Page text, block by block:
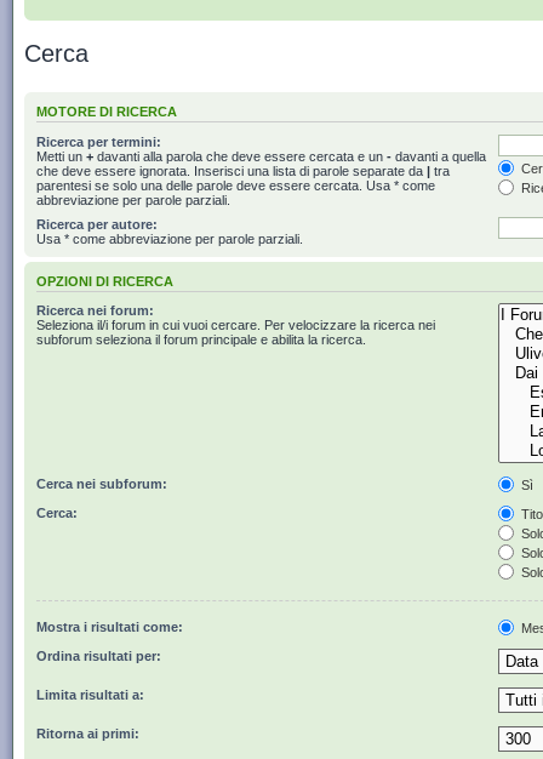
Cerca
MOTORE DI RICERCA
Ricerca per termini:
Metti un + davanti alla parola che deve essere cercata e un - davanti a quella
che deve essere ignorata. Inserisci una lista di parole separate da | tra
parentesi se solo una delle parole deve essere cercata. Usa * come
abbreviazione per parole parziali.
Ricerca per autore:
Usa * come abbreviazione per parole parziali.
OPZIONI DI RICERCA
Ricerca nei forum:
Seleziona il/i forum in cui vuoi cercare. Per velocizzare la ricerca nei
subforum seleziona il forum principale e abilita la ricerca.
Cerca nei subforum:
Sì
Cerca:
Mostra i risultati come:
Ordina risultati per:
Limita risultati a:
Ritorna ai primi: